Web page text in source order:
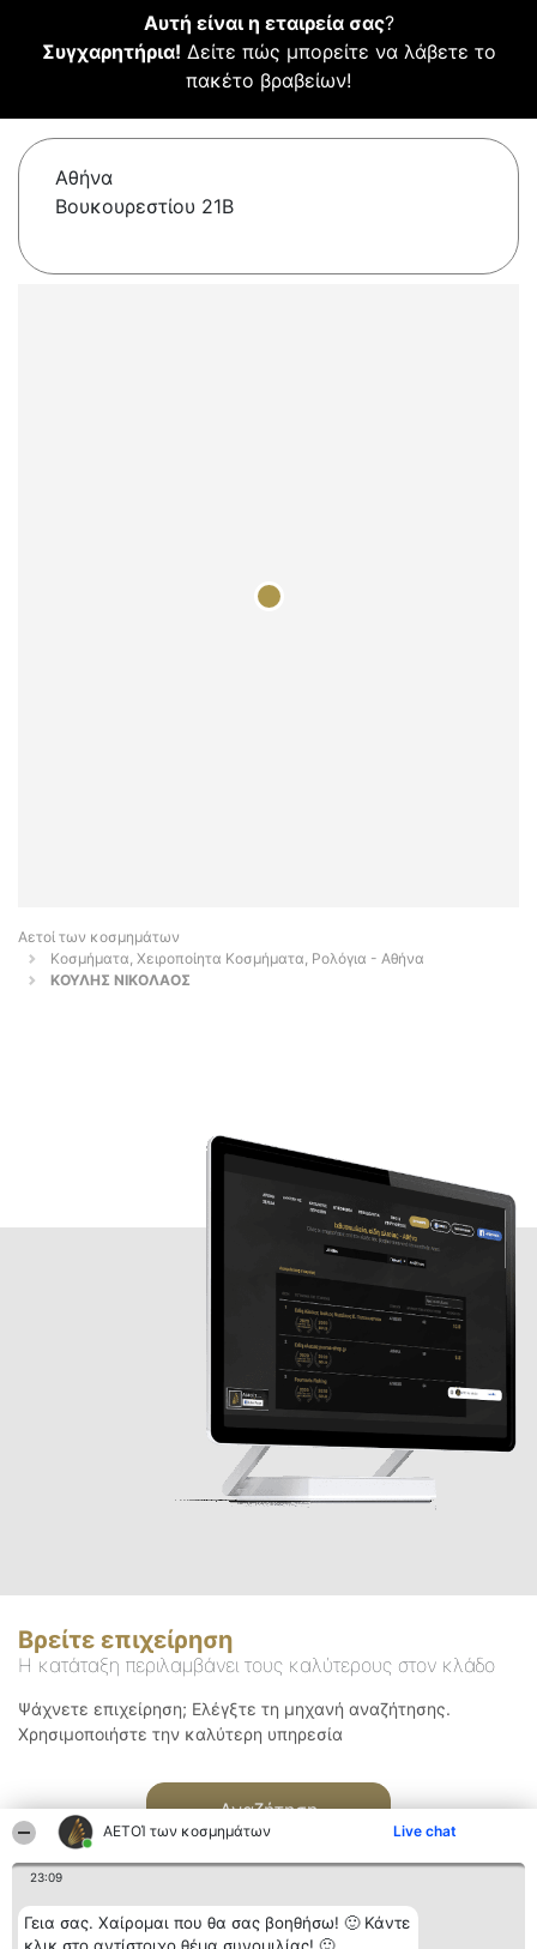
ΑΕΤΟΊ των κοσμημάτων Live chat
23:09
Γεια σας. Χαίρομαι που θα σας βοηθήσω! 🙂 Κάντε
Αυτή είναι η εταιρεία σας?
Συγχαρητήρια! Δείτε πώς μπορείτε να λάβετε το
πακέτο βραβείων!
Αθήνα
Βουκουρεστίου 21B
Αετοί των κοσμημάτων
Κοσμήματα, Χειροποίητα Κοσμήματα, Ρολόγια - Αθήνα
ΚΟΥΛΗΣ ΝΙΚΟΛΑΟΣ
Βρείτε επιχείρηση
Η κατάταξη περιλαμβάνει τους καλύτερους στον κλάδο
Ψάχνετε επιχείρηση; Ελέγξτε τη μηχανή αναζήτησης.
Χρησιμοποιήστε την καλύτερη υπηρεσία
Αναζήτηση